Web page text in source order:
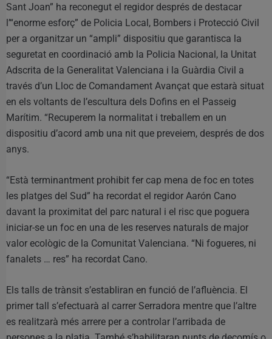
Sant Joan” ha reconegut el regidor després de destacar
l’“enorme esforç” de Policia Local, Bombers i Protecció Civil
per a organitzar un “ampli” dispositiu que garantisca la
seguretat en coordinació amb la Policia Nacional, la Unitat
Adscrita de la Generalitat Valenciana i la Guàrdia Civil a
través d’un Lloc de Comandament Avançat que estarà situat
en els voltants de l’escultura dels Dofins en el Passeig
Marítim. “Recuperem la normalitat i treballem en un
dispositiu d’acord amb una nit que preveiem, després de dos
anys.
“Està terminantment prohibit fer cap mena de foc en totes
les platges del Sud” ha recordat el regidor Aarón Cano
davant la proximitat del parc natural i el risc que poguera
iniciar-se un foc en una de les reserves naturals de major
valor ecològic de la Comunitat Valenciana. “Ni fogueres, ni
fanalets … res” ha recordat Cano.
Els talls de trànsit s’establiran en funció de l’afluència. El
primer tall s’efectuarà al carrer Serradora mentre que l’altre
es realitzarà més arrere per a controlar l’arribada de